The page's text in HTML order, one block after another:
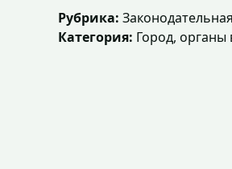
Рубрика:
Категория: Город, органы